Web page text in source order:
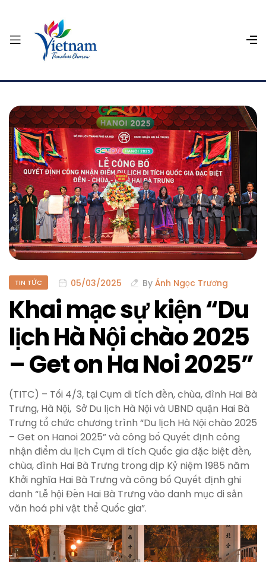
TIN TỨC 05/03/2025 By Ánh Ngọc Trương
Khai mạc sự kiện “Du
lịch Hà Nội chào 2025
– Get on Ha Noi 2025”
(TITC) – Tối 4/3, tại Cụm di tích đền, chùa, đình Hai Bà
Trưng, Hà Nội, Sở Du lịch Hà Nội và UBND quận Hai Bà
Trưng tổ chức chương trình “Du lịch Hà Nội chào 2025
– Get on Hanoi 2025” và công bố Quyết định công
nhận điểm du lịch Cụm di tích Quốc gia đặc biệt đền,
chùa, đình Hai Bà Trưng trong dịp Kỷ niệm 1985 năm
Khởi nghĩa Hai Bà Trưng và công bố Quyết định ghi
danh “Lễ hội Đền Hai Bà Trưng vào danh mục di sản
văn hoá phi vật thể Quốc gia”.